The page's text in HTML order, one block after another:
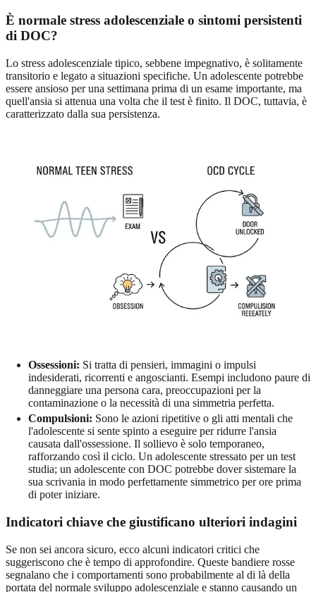
È normale stress adolescenziale o sintomi persistenti
di DOC?
Lo stress adolescenziale tipico, sebbene impegnativo, è solitamente
transitorio e legato a situazioni specifiche. Un adolescente potrebbe
essere ansioso per una settimana prima di un esame importante, ma
quell'ansia si attenua una volta che il test è finito. Il DOC, tuttavia, è
caratterizzato dalla sua persistenza.
Ossessioni: Si tratta di pensieri, immagini o impulsi
indesiderati, ricorrenti e angoscianti. Esempi includono paure di
danneggiare una persona cara, preoccupazioni per la
contaminazione o la necessità di una simmetria perfetta.
Compulsioni: Sono le azioni ripetitive o gli atti mentali che
l'adolescente si sente spinto a eseguire per ridurre l'ansia
causata dall'ossessione. Il sollievo è solo temporaneo,
rafforzando così il ciclo. Un adolescente stressato per un test
studia; un adolescente con DOC potrebbe dover sistemare la
sua scrivania in modo perfettamente simmetrico per ore prima
di poter iniziare.
Indicatori chiave che giustificano ulteriori indagini
Se non sei ancora sicuro, ecco alcuni indicatori critici che
suggeriscono che è tempo di approfondire. Queste bandiere rosse
segnalano che i comportamenti sono probabilmente al di là della
portata del normale sviluppo adolescenziale e stanno causando un